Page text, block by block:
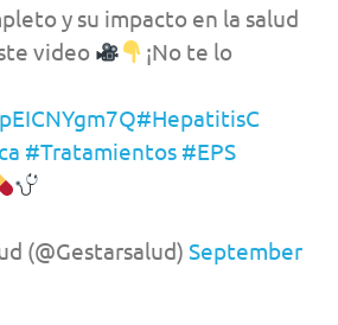
y su impacto en la salud
video
¡No te lo
#HepatitisC
#Tratamientos #EPS
(@Gestarsalud) September